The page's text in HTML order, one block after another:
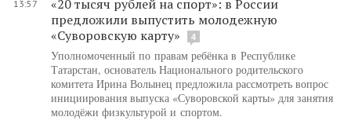
13:57
«20 тысяч рублей на спорт»: в России
предложили выпустить молодежную
«Суворовскую карту»
4
Уполномоченный по правам ребёнка в Республике
Татарстан, основатель Национального родительского
комитета Ирина Волынец предложила рассмотреть вопрос
инициирования выпуска «Суворовской карты» для занятия
молодёжи физкультурой и спортом.